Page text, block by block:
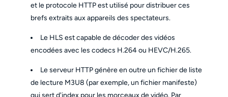
et le protocole HTTP est utilisé pour distribuer ces
brefs extraits aux appareils des spectateurs.
Le HLS est capable de décoder des vidéos
encodées avec les codecs H.264 ou HEVC/H.265.
Le serveur HTTP génère en outre un fichier de liste
de lecture M3U8 (par exemple, un fichier manifeste)
qui sert d'index pour les morceaux de vidéo. Par